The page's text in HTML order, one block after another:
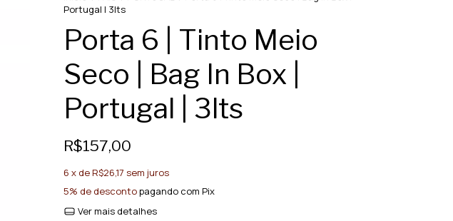
Portugal | 3lts
Porta 6 | Tinto Meio
Seco | Bag In Box |
Portugal | 3lts
R$157,00
6 x deR$26,17 sem juros
5% de descontopagando com Pix
Ver mais detalhes